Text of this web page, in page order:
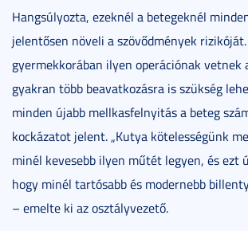
Hangsúlyozta, ezeknél a betegeknél
jelentősen növeli a szövődmények
gyermekkorában ilyen operációnak vetnek
gyakran több beavatkozásra is szükség
minden újabb mellkasfelnyitás a beteg
kockázatot jelent. „Kutya kötelességünk
minél kevesebb ilyen műtét legyen, és ezt
hogy minél tartósabb és modernebb
– emelte ki az osztályvezető.